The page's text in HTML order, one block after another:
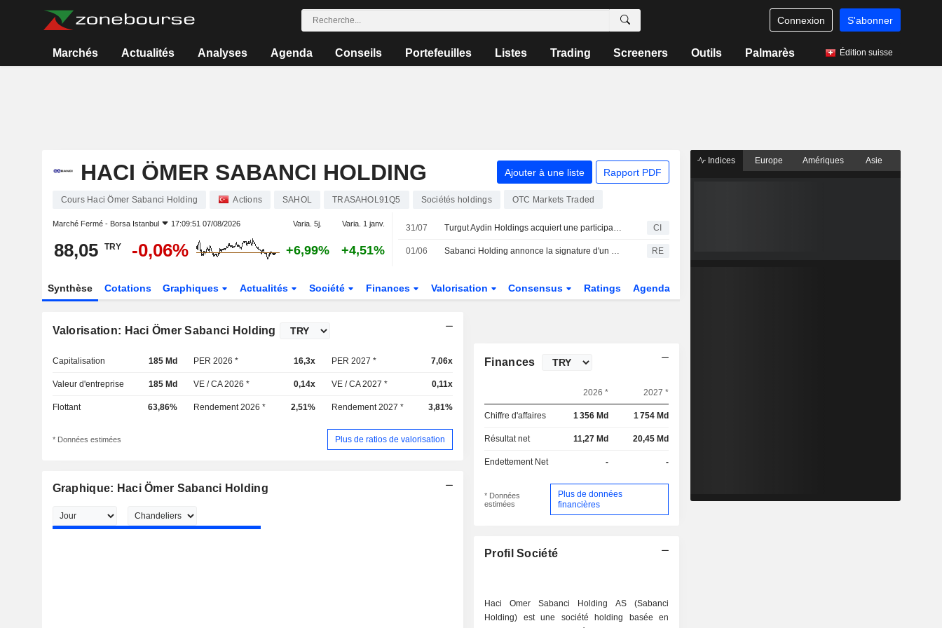
Connexion S'abonner
Marchés Actualités Analyses Agenda Conseils Portefeuilles Listes Trading Screeners Outils Palmarès Édition suisse
HACI ÖMER SABANCI HOLDING Ajouter à une liste Rapport PDF
Cours Haci Ömer Sabanci Holding Actions SAHOL TRASAHOL91Q5 Sociétés holdings OTC Markets Traded
Marché Fermé - Borsa Istanbul 17:09:51 07/08/2026 Varia. 5j. Varia. 1 janv.
88,05 TRY -0,06% +6,99% +4,51%
31/07 Turgut Aydin Holdings acquiert une participation de 89 % dans CarrefourSA Carrefour Sabanci Ticaret Merkezi A.S. (IBSE:CRFSA) auprès de Carrefour SA (ENXTPA:CA) et Haci Ömer Sabanci Holding A.S. (IBSE:SAHOL). CI
01/06 Sabanci Holding annonce la signature d'un accord de financement de projet de 382 millions USD pour ses parcs solaires aux Etats-Unis RE
Synthèse Cotations Graphiques Actualités Société Finances Valorisation Consensus Ratings Agenda
Valorisation: Haci Ömer Sabanci Holding
Capitalisation 185 Md PER 2026 * 16,3x PER 2027 * 7,06x
Valeur d'entreprise 185 Md VE / CA 2026 * 0,14x VE / CA 2027 * 0,11x
Flottant 63,86% Rendement 2026 * 2,51% Rendement 2027 * 3,81%
* Données estimées Plus de ratios de valorisation
Graphique: Haci Ömer Sabanci Holding
Finances
2026 * 2027 *
Chiffre d'affaires 1 356 Md 1 754 Md
Résultat net 11,27 Md 20,45 Md
Endettement Net - -
* Données
estimées
Plus de données
financières
Profil Société
Haci Omer Sabanci Holding AS (Sabanci
Holding) est une société holding basée en
Indices Europe Amériques Asie